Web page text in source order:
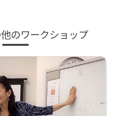
のワークショップ